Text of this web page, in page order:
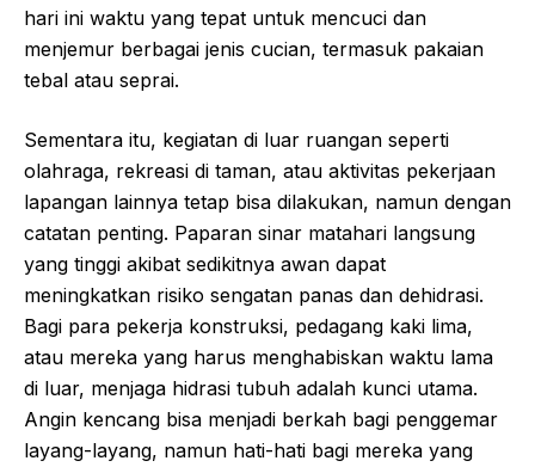
hari ini waktu yang tepat untuk mencuci dan
menjemur berbagai jenis cucian, termasuk pakaian
tebal atau seprai.
Sementara itu, kegiatan di luar ruangan seperti
olahraga, rekreasi di taman, atau aktivitas pekerjaan
lapangan lainnya tetap bisa dilakukan, namun dengan
catatan penting. Paparan sinar matahari langsung
yang tinggi akibat sedikitnya awan dapat
meningkatkan risiko sengatan panas dan dehidrasi.
Bagi para pekerja konstruksi, pedagang kaki lima,
atau mereka yang harus menghabiskan waktu lama
di luar, menjaga hidrasi tubuh adalah kunci utama.
Angin kencang bisa menjadi berkah bagi penggemar
layang-layang, namun hati-hati bagi mereka yang